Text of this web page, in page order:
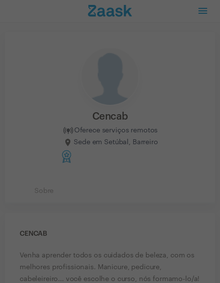
Cencab
Oferece serviços remotos
Sede em Setúbal, Barreiro
Sobre
CENCAB
Venha aprender todos os cuidados de beleza, com os
melhores profissionais. Manicure, pedicure,
cabeleireiro... você escolhe o curso, nós formamo-lo/a!